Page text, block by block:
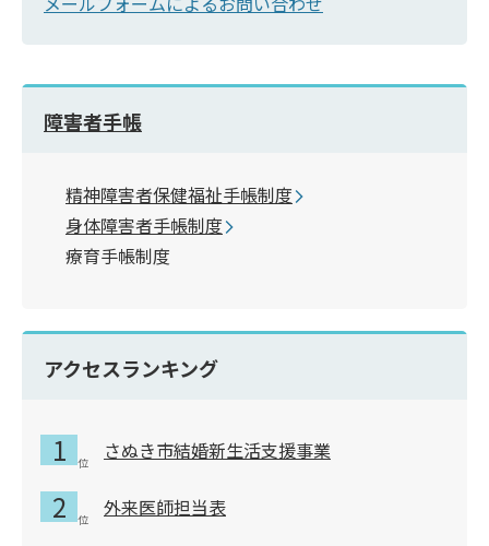
障害者手帳
精神障害者保健福祉手帳制度
身体障害者手帳制度
療育手帳制度
アクセスランキング
さぬき市結婚新生活支援事業
外来医師担当表